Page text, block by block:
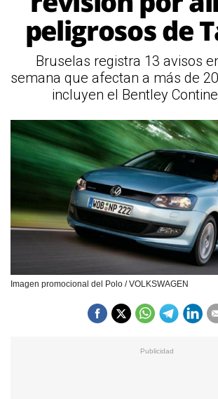
peligrosos de
Bruselas registra 13 avisos
semana que afectan a más de
incluyen el Bentley
Imagen promocional del Polo / VOLKSWAGEN